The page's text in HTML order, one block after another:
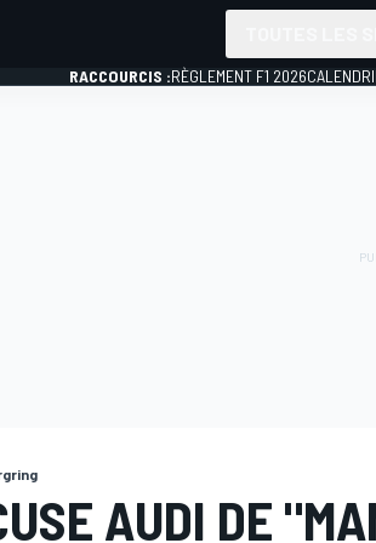
RACCOURCIS :RÈGLEMENT F1 2026
AUDI DE